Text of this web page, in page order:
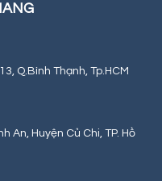
Q.Bình Thạnh, Tp.HCM
An, Huyện Củ Chi, TP. Hồ